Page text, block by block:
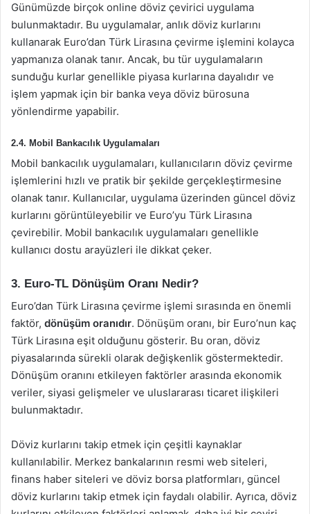
Günümüzde birçok online döviz çevirici uygulama
bulunmaktadır. Bu uygulamalar, anlık döviz kurlarını
kullanarak Euro’dan Türk Lirasına çevirme işlemini kolayca
yapmanıza olanak tanır. Ancak, bu tür uygulamaların
sunduğu kurlar genellikle piyasa kurlarına dayalıdır ve
işlem yapmak için bir banka veya döviz bürosuna
yönlendirme yapabilir.
2.4. Mobil Bankacılık Uygulamaları
Mobil bankacılık uygulamaları, kullanıcıların döviz çevirme
işlemlerini hızlı ve pratik bir şekilde gerçekleştirmesine
olanak tanır. Kullanıcılar, uygulama üzerinden güncel döviz
kurlarını görüntüleyebilir ve Euro’yu Türk Lirasına
çevirebilir. Mobil bankacılık uygulamaları genellikle
kullanıcı dostu arayüzleri ile dikkat çeker.
3. Euro-TL Dönüşüm Oranı Nedir?
Euro’dan Türk Lirasına çevirme işlemi sırasında en önemli
faktör, dönüşüm oranıdır. Dönüşüm oranı, bir Euro’nun kaç
Türk Lirasına eşit olduğunu gösterir. Bu oran, döviz
piyasalarında sürekli olarak değişkenlik göstermektedir.
Dönüşüm oranını etkileyen faktörler arasında ekonomik
veriler, siyasi gelişmeler ve uluslararası ticaret ilişkileri
bulunmaktadır.
Döviz kurlarını takip etmek için çeşitli kaynaklar
kullanılabilir. Merkez bankalarının resmi web siteleri,
finans haber siteleri ve döviz borsa platformları, güncel
döviz kurlarını takip etmek için faydalı olabilir. Ayrıca, döviz